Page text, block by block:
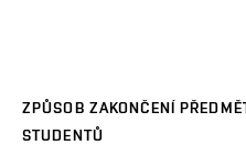
ZPŮSOB ZAKONČENÍ
STUDENTŮ